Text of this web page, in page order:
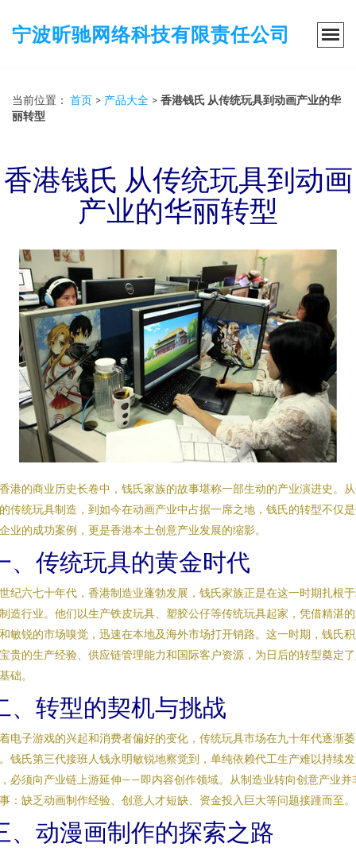
宁波昕驰网络科技有限责任公司
当前位置： 首页 > 产品大全 > 香港钱氏 从传统玩具到动画产业的华
丽转型
香港钱氏 从传统玩具到动画
产业的华丽转型
港的商业历史长卷中，钱氏家族的故事堪称一部生动的产业演进史。
传统玩具制造，到如今在动画产业中占据一席之地，钱氏的转型不仅
业的成功案例，更是香港本土创意产业发展的缩影。
、传统玩具的黄金时代
纪六七十年代，香港制造业蓬勃发展，钱氏家族正是在这一时期扎根
造行业。他们以生产铁皮玩具、塑胶公仔等传统玩具起家，凭借精湛
敏锐的市场嗅觉，迅速在本地及海外市场打开销路。这一时期，钱氏
贵的生产经验、供应链管理能力和国际客户资源，为日后的转型奠定
础。
、转型的契机与挑战
电子游戏的兴起和消费者偏好的变化，传统玩具市场在九十年代逐渐萎
钱氏第三代接班人钱永明敏锐地察觉到，单纯依赖代工生产难以持续发
必须向产业链上游延伸——即内容创作领域。从制造业转向创意产业并
：缺乏动画制作经验、创意人才短缺、资金投入巨大等问题接踵而至。
、动漫画制作的探索之路